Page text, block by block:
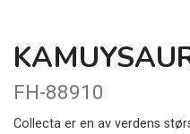
FH-88910
Collecta er en av verdens